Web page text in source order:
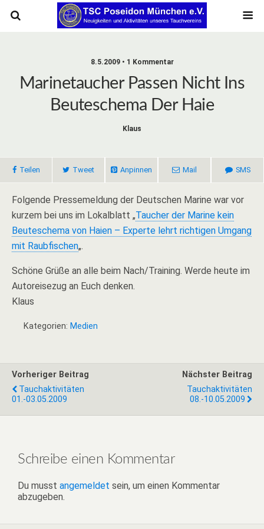
8.5.2009 • 1 Kommentar
Marinetaucher Passen Nicht Ins
Beuteschema Der Haie
Klaus
Teilen Tweet Anpinnen Mail SMS
Folgende Pressemeldung der Deutschen Marine war vor
kurzem bei uns im Lokalblatt „Taucher der Marine kein
Beuteschema von Haien – Experte lehrt richtigen Umgang
mit Raubfischen„.
Schöne Grüße an alle beim Nach/Training. Werde heute im
Autoreisezug an Euch denken.
Klaus
Kategorien: Medien
Vorheriger Beitrag
Tauchaktivitäten
01.-03.05.2009
Nächster Beitrag
Tauchaktivitäten
08.-10.05.2009
Schreibe einen Kommentar
Du musst angemeldet sein, um einen Kommentar
abzugeben.